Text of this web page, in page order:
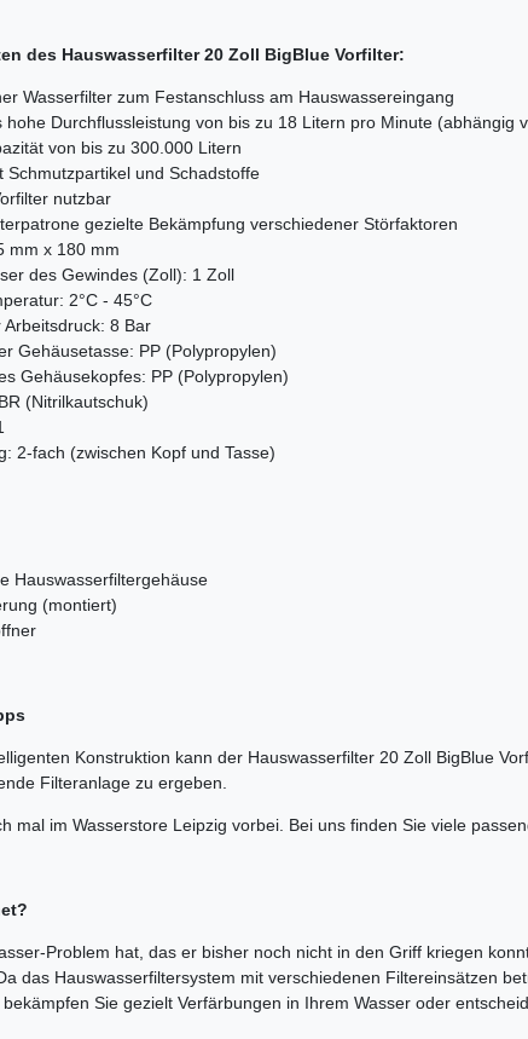
des Hauswasserfilter 20 Zoll BigBlue Vorfilter:
Wasserfilter zum Festanschluss am Hauswassereingang
hohe Durchflussleistung von bis zu 18 Litern pro Minute (abhängig
von bis zu 300.000 Litern
Schmutzpartikel und Schadstoffe
nutzbar
gezielte Bekämpfung verschiedener Störfaktoren
mm x 180 mm
des Gewindes (Zoll): 1 Zoll
2°C - 45°C
Arbeitsdruck: 8 Bar
Gehäusetasse: PP (Polypropylen)
Gehäusekopfes: PP (Polypropylen)
(Nitrilkautschuk)
2-fach (zwischen Kopf und Tasse)
Hauswasserfiltergehäuse
(montiert)
Konstruktion kann der Hauswasserfilter 20 Zoll BigBlue
Filteranlage zu ergeben.
mal im Wasserstore Leipzig vorbei. Bei uns finden Sie viele
Problem hat, das er bisher noch nicht in den Griff kriegen
das Hauswasserfiltersystem mit verschiedenen Filtereinsätzen
Sie gezielt Verfärbungen in Ihrem Wasser oder